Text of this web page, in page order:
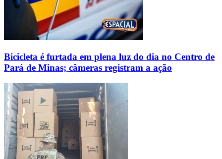
Bicicleta é furtada em plena luz do dia no Centro de
Pará de Minas; câmeras registram a ação